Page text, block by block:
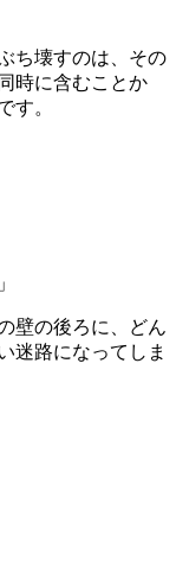
ち壊すのは、その
時に含むことか
す。
壁の後ろに、どん
迷路になってしま